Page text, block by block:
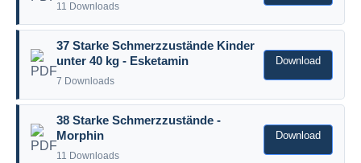
11 Downloads
37 Starke Schmerzzustände Kinder
unter 40 kg - Esketamin
7 Downloads
Download
38 Starke Schmerzzustände -
Morphin
11 Downloads
Download